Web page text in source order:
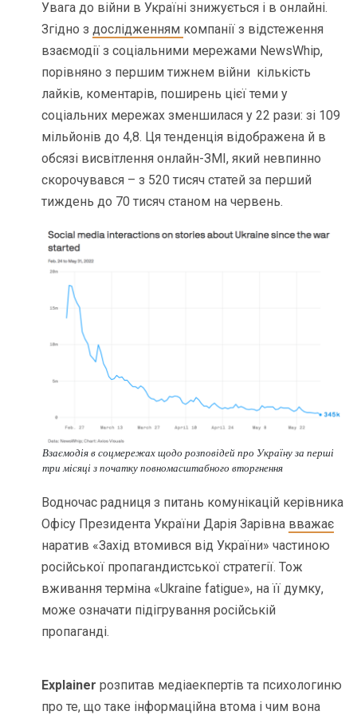
Увага до війни в Україні знижується і в онлайні.
Згідно з дослідженням компанії з відстеження
взаємодії з соціальними мережами NewsWhip,
порівняно з першим тижнем війни кількість
лайків, коментарів, поширень цієї теми у
соціальних мережах зменшилася у 22 рази: зі 109
мільйонів до 4,8. Ця тенденція відображена й в
обсязі висвітлення онлайн-ЗМІ, який невпинно
скорочувався – з 520 тисяч статей за перший
тиждень до 70 тисяч станом на червень.
Взаємодія в соцмережах щодо розповідей про Україну за перші
три місяці з початку повномасштабного вторгнення
Водночас радниця з питань комунікацій керівника
Офісу Президента України Дарія Зарівна вважає
наратив «Захід втомився від України» частиною
російської пропагандистської стратегії. Тож
вживання терміна «Ukraine fatigue», на її думку,
може означати підігрування російській
пропаганді.
Explainerрозпитав медіаекпертів та психологиню
про те, що таке інформаційна втома і чим вона